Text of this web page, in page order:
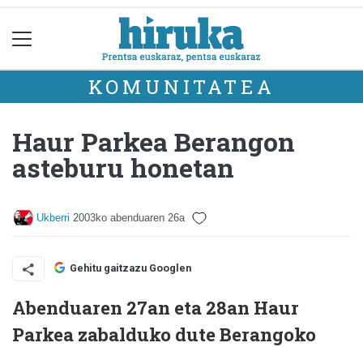
KOMUNITATEA
Haur Parkea Berangon
asteburu honetan
Ukberri 2003ko abenduaren 26a
Gehitu gaitzazu Googlen
Abenduaren 27an eta 28an Haur
Parkea zabalduko dute Berangoko